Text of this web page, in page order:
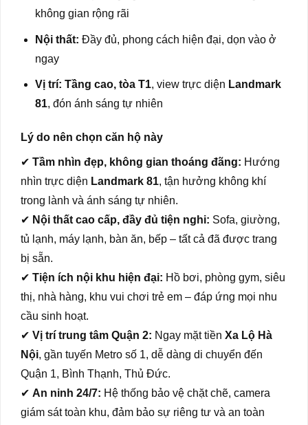
không gian rộng rãi
Nội thất: Đầy đủ, phong cách hiện đại, dọn vào ở
ngay
Vị trí: Tầng cao, tòa T1, view trực diện Landmark
81, đón ánh sáng tự nhiên
Lý do nên chọn căn hộ này
✔ Tầm nhìn đẹp, không gian thoáng đãng: Hướng
nhìn trực diện Landmark 81, tận hưởng không khí
trong lành và ánh sáng tự nhiên.
✔ Nội thất cao cấp, đầy đủ tiện nghi: Sofa, giường,
tủ lạnh, máy lạnh, bàn ăn, bếp – tất cả đã được trang
bị sẵn.
✔ Tiện ích nội khu hiện đại: Hồ bơi, phòng gym, siêu
thị, nhà hàng, khu vui chơi trẻ em – đáp ứng mọi nhu
cầu sinh hoạt.
✔ Vị trí trung tâm Quận 2: Ngay mặt tiền Xa Lộ Hà
Nội, gần tuyến Metro số 1, dễ dàng di chuyển đến
Quận 1, Bình Thạnh, Thủ Đức.
✔ An ninh 24/7: Hệ thống bảo vệ chặt chẽ, camera
giám sát toàn khu, đảm bảo sự riêng tư và an toàn